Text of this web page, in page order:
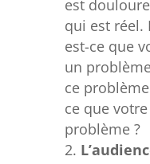
est
qui est réel.
est-ce que
un
ce
ce que
problème ?